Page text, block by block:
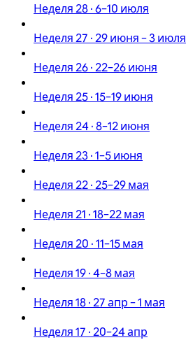
Неделя 28 · 6–10 июля
Неделя 27 · 29 июня – 3 июля
Неделя 26 · 22–26 июня
Неделя 25 · 15–19 июня
Неделя 24 · 8–12 июня
Неделя 23 · 1–5 июня
Неделя 22 · 25–29 мая
Неделя 21 · 18–22 мая
Неделя 20 · 11–15 мая
Неделя 19 · 4–8 мая
Неделя 18 · 27 апр – 1 мая
Неделя 17 · 20–24 апр